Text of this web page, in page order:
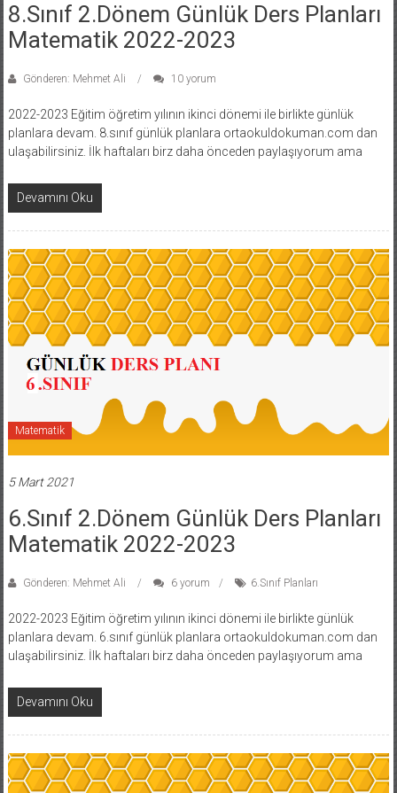
8.Sınıf 2.Dönem Günlük Ders Planları
Matematik 2022-2023
Gönderen: Mehmet Ali 10 yorum
2022-2023 Eğitim öğretim yılının ikinci dönemi ile birlikte günlük
planlara devam. 8.sınıf günlük planlara ortaokuldokuman.com dan
ulaşabilirsiniz. İlk haftaları birz daha önceden paylaşıyorum ama
Devamını Oku
Matematik
5 Mart 2021
6.Sınıf 2.Dönem Günlük Ders Planları
Matematik 2022-2023
Gönderen: Mehmet Ali 6 yorum 6.Sınıf Planları
2022-2023 Eğitim öğretim yılının ikinci dönemi ile birlikte günlük
planlara devam. 6.sınıf günlük planlara ortaokuldokuman.com dan
ulaşabilirsiniz. İlk haftaları birz daha önceden paylaşıyorum ama
Devamını Oku